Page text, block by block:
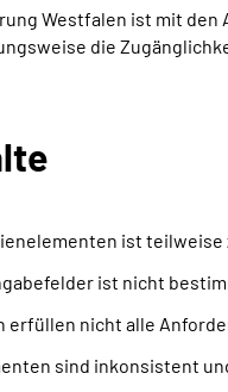
Westfalen ist mit
die
ist
ist nicht
nicht alle
sind inkonsistent